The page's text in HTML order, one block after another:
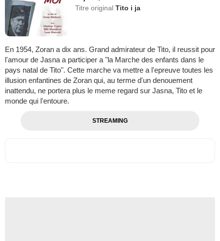
Titre originalTito i ja
En 1954, Zoran a dix ans. Grand admirateur de Tito, il reussit pour
l'amour de Jasna a participer a "la Marche des enfants dans le
pays natal de Tito". Cette marche va mettre a l'epreuve toutes les
illusion enfantines de Zoran qui, au terme d'un denouement
inattendu, ne portera plus le meme regard sur Jasna, Tito et le
monde qui l'entoure.
STREAMING